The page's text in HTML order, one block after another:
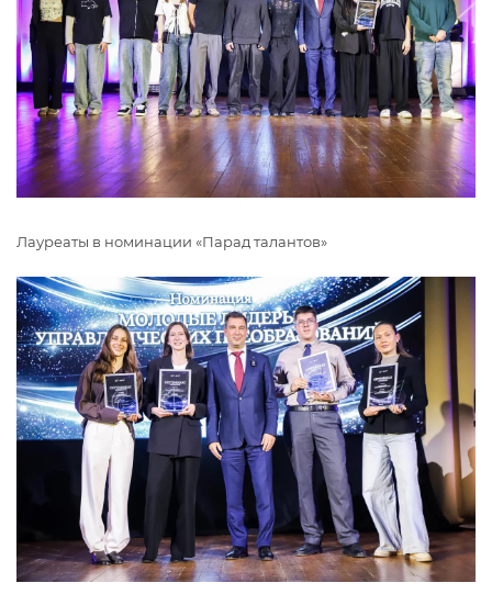
Лауреаты в номинации «Парад талантов»